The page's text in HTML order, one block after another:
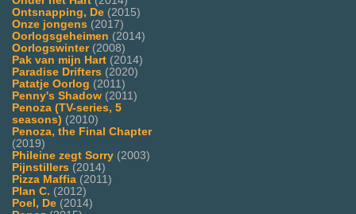
Ontsnapping, De (2015)
Onze jongens (2017)
Oorlogsgeheimen (2014)
Oorlogswinter(2008)
Pak van mijn Hart (2014)
Paradise Drifters (2020)
Patatje Oorlog (2011)
Penny's Shadow (2011)
Penoza (TV-series, 5
seasons) (2010)
Penoza, the Final Chapter
(2019)
Phileine zegt Sorry (2003)
Pijnstillers (2014)
Pizza Maffia (2011)
Plan C. (2012)
Poel, De (2014)